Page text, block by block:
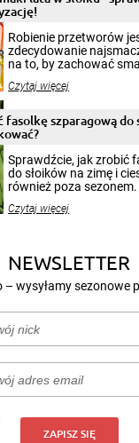
Robienie przetworów
zdecydowanie
na to, by zachować
krajobrazów, by cieszyć
pełni poczuć
miesięcy.
patenty, które pozwolą
przetworów.
Czytaj więcej
fasolkę szparagową do
Sprawdźcie, jak zrobić
do słoików na zimę i
również poza
nasze propozycje!
Czytaj więcej
NEWSLETTER
– wysyłamy sezonowe
ZAPISZ SIĘ